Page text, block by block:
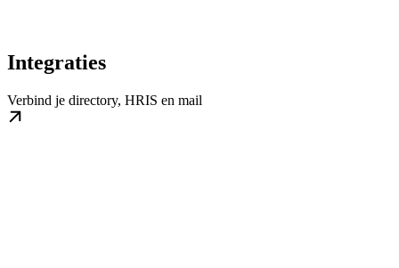
Integraties
Verbind je directory, HRIS en mail